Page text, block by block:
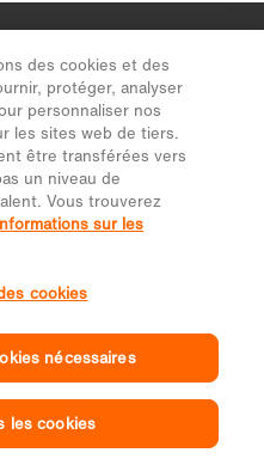
des cookies et des
protéger, analyser
personnaliser nos
les sites web de tiers.
être transférées vers
un niveau de
Vous trouverez
sur les
cookies
nécessaires
les cookies